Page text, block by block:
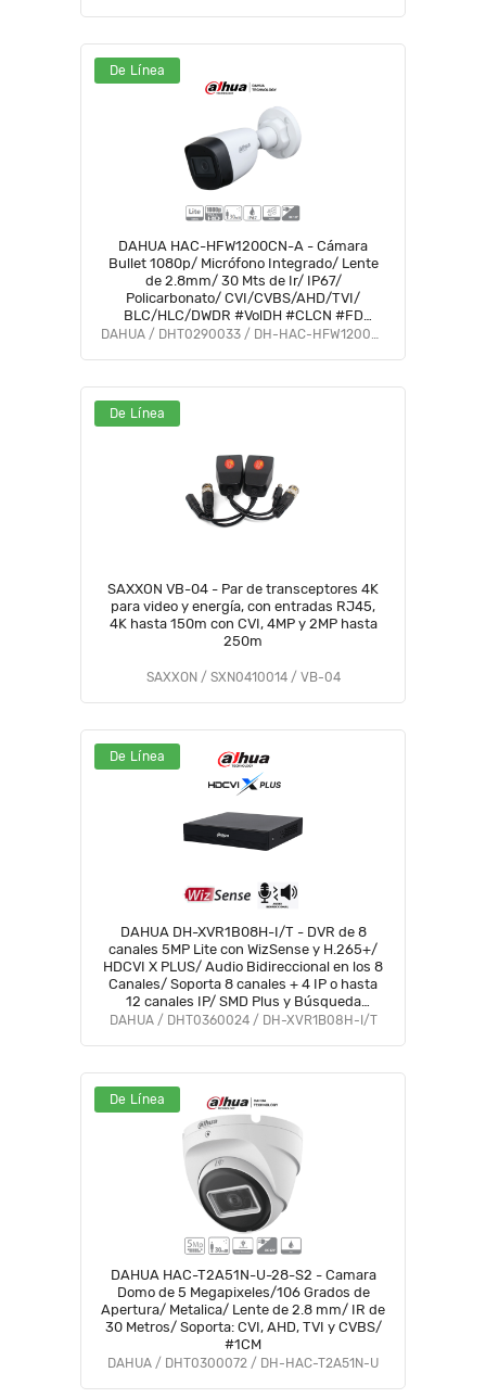
De Línea
DAHUA HAC-HFW1200CN-A - Cámara
Bullet 1080p/ Micrófono Integrado/ Lente
de 2.8mm/ 30 Mts de Ir/ IP67/
Policarbonato/ CVI/CVBS/AHD/TVI/
BLC/HLC/DWDR #VolDH #CLCN #FD
#DMIP
DAHUA / DHT0290033 / DH-HAC-HFW1200CN-A-0280B-S5
De Línea
SAXXON VB-04 - Par de transceptores 4K
para video y energía, con entradas RJ45,
4K hasta 150m con CVI, 4MP y 2MP hasta
250m
SAXXON / SXN0410014 / VB-04
De Línea
DAHUA DH-XVR1B08H-I/T - DVR de 8
canales 5MP Lite con WizSense y H.265+/
HDCVI X PLUS/ Audio Bidireccional en los 8
Canales/ Soporta 8 canales + 4 IP o hasta
12 canales IP/ SMD Plus y Búsqueda
inteligente de Humanos y Vehículos/
DAHUA / DHT0360024 / DH-XVR1B08H-I/T
De Línea
DAHUA HAC-T2A51N-U-28-S2 - Camara
Domo de 5 Megapixeles/106 Grados de
Apertura/ Metalica/ Lente de 2.8 mm/ IR de
30 Metros/ Soporta: CVI, AHD, TVI y CVBS/
#1CM
DAHUA / DHT0300072 / DH-HAC-T2A51N-U